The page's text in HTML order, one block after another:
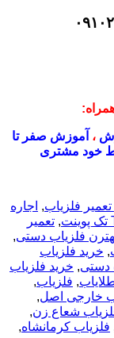
، آموزش صفر تا
خود مشتری
فلزیاب, اجاره
, تعمیر
فلزیاب دستی,
, خرید فلزیاب
دستی, خرید فلزیاب
, فلزیاب,
خارجی اصل,
شعاع زن,
فلزیاب کرمانشاه,